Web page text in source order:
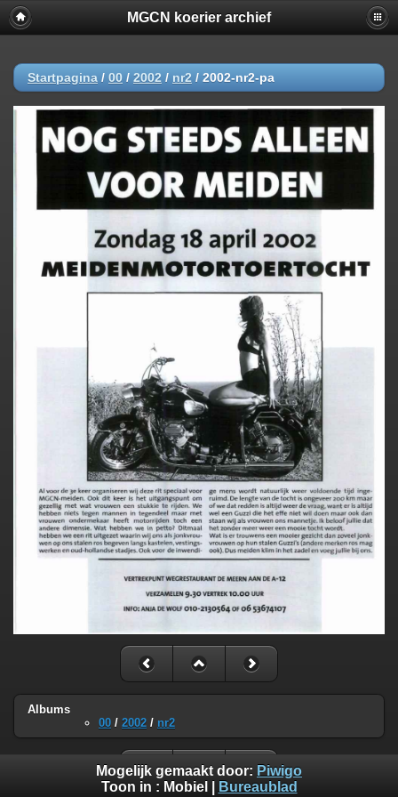
MGCN koerier archief
Startpagina / 00 / 2002 / nr2 / 2002-nr2-pa
Albums
00 / 2002 / nr2
Mogelijk gemaakt door: Piwigo
Toon in : Mobiel Bureaublad